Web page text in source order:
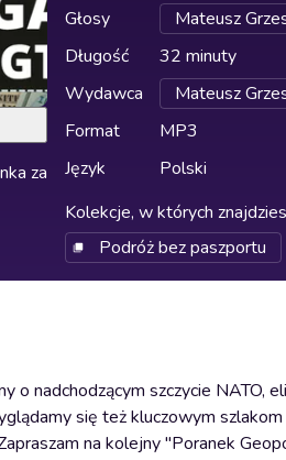
za
Głosy
Mateusz
Długość
32 minuty
Wydawca
Mateusz
Format
MP3
Język
Polski
Kolekcje, w których
Podróż bez paszportu
o nadchodzącym szczycie NATO,
się też kluczowym
na kolejny "Poranek